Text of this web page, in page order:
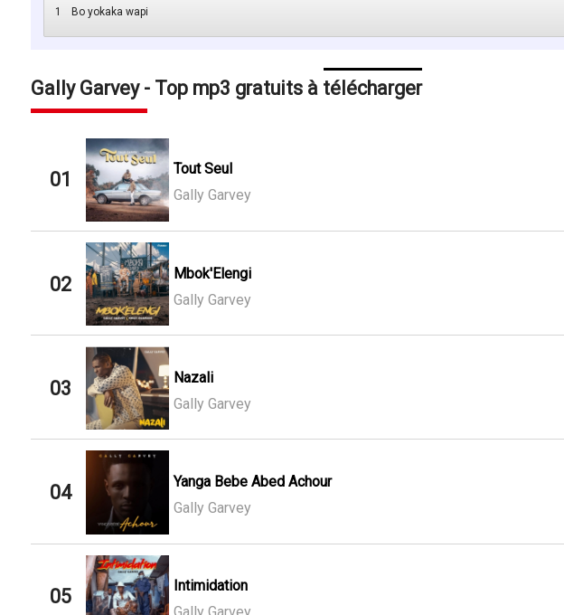
1 Bo yokaka wapi
Gally Garvey - Top mp3 gratuits à télécharger
01
Tout Seul
Gally Garvey
02
Mbok'Elengi
Gally Garvey
03
Nazali
Gally Garvey
04
Yanga Bebe Abed Achour
Gally Garvey
05
Intimidation